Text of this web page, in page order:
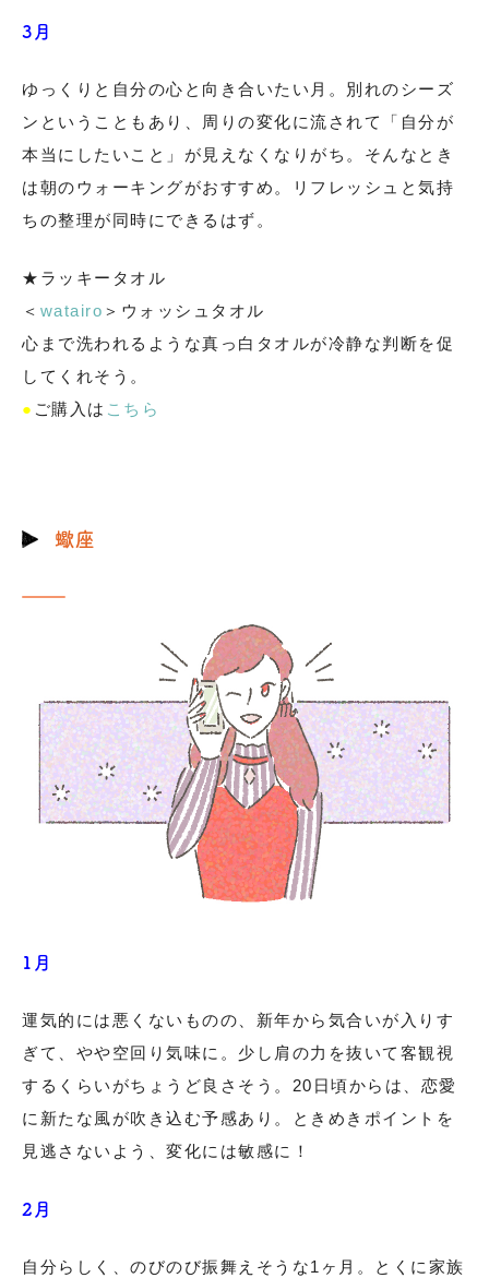
3月
ゆっくりと自分の心と向き合いたい月。別れのシーズ
ンということもあり、周りの変化に流されて「自分が
本当にしたいこと」が見えなくなりがち。そんなとき
は朝のウォーキングがおすすめ。リフレッシュと気持
ちの整理が同時にできるはず。
★ラッキータオル
＜ watairo ＞ウォッシュタオル
心まで洗われるような真っ白タオルが冷静な判断を促
してくれそう。
● ご購入は こちら
蠍座
1月
運気的には悪くないものの、新年から気合いが入りす
ぎて、やや空回り気味に。少し肩の力を抜いて客観視
するくらいがちょうど良さそう。20日頃からは、恋愛
に新たな風が吹き込む予感あり。ときめきポイントを
見逃さないよう、変化には敏感に！
2月
自分らしく、のびのび振舞えそうな1ヶ月。とくに家族